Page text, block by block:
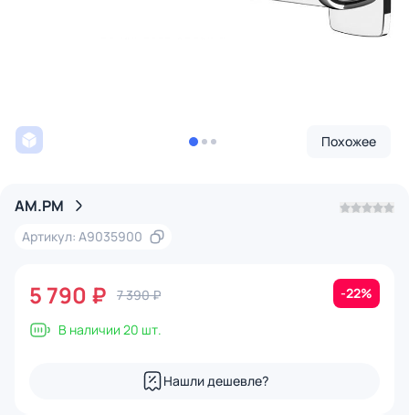
Похожее
AM.PM
Артикул: A9035900
5 790 ₽ 7 390 ₽ -22%
В наличии 20 шт.
Нашли дешевле?